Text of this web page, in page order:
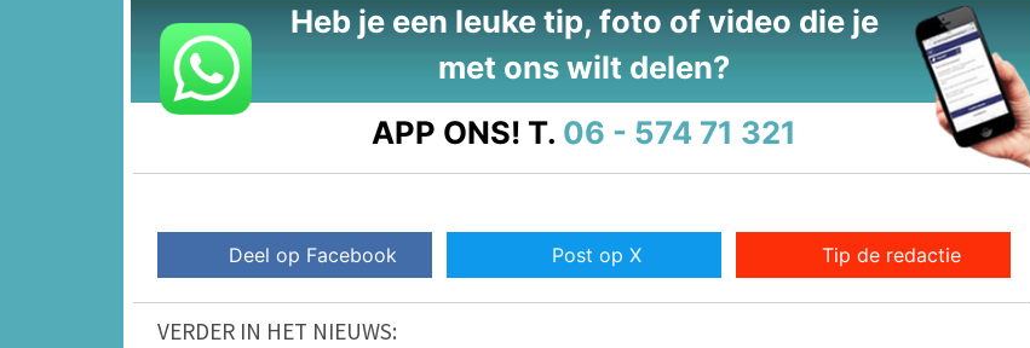
Heb je een leuke tip, foto of video die je
met ons wilt delen?
APP ONS! T. 06 - 574 71 321
Deel op Facebook Post op X Tip de redactie
VERDER IN HET NIEUWS: